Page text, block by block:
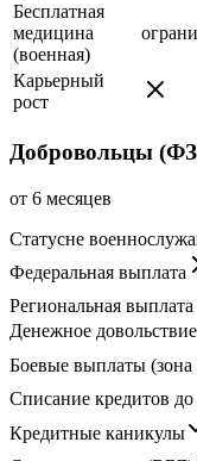
Бесплатная
медицина
(военная)
Карьерный
рост
Добровольцы
от 6 месяцев
Статусне
Федеральная выплата
Региональная выплата
Денежное довольствие
Боевые выплаты
Списание кредитов
Кредитные каникулы